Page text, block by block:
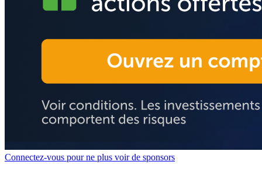
Connectez-vous pour ne plus voir de sponsors